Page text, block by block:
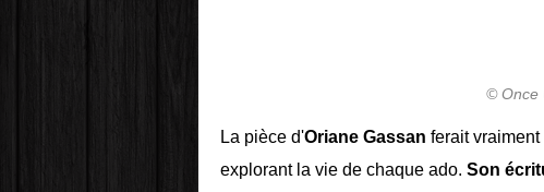
© Once
La pièce d'Oriane Gassan ferait
explorant la vie de chaque ado. Son